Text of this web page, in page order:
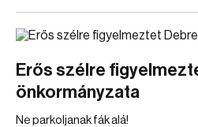
Erős szélre
önkormányzata
Ne parkoljanak fák alá!